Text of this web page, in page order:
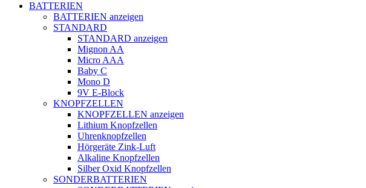
BATTERIEN
BATTERIEN anzeigen
STANDARD
STANDARD anzeigen
Mignon AA
Micro AAA
Baby C
Mono D
9V E-Block
KNOPFZELLEN
KNOPFZELLEN anzeigen
Lithium Knopfzellen
Uhrenknopfzellen
Hörgeräte Zink-Luft
Alkaline Knopfzellen
Silber Oxid Knopfzellen
SONDERBATTERIEN